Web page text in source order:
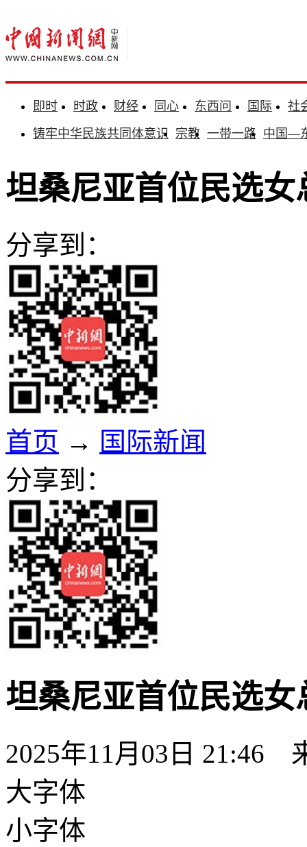
即时 时政 财经 同心 东西问 国际
社
铸牢中华民族共同体意识 宗教 一带一路 中国—
坦桑尼亚首位民选女
分享到：
首页 → 国际新闻
分享到：
坦桑尼亚首位民选女
2025年11月03日 21:46
大字体
小字体